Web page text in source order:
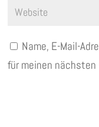
Name, E-Mail-
für meinen